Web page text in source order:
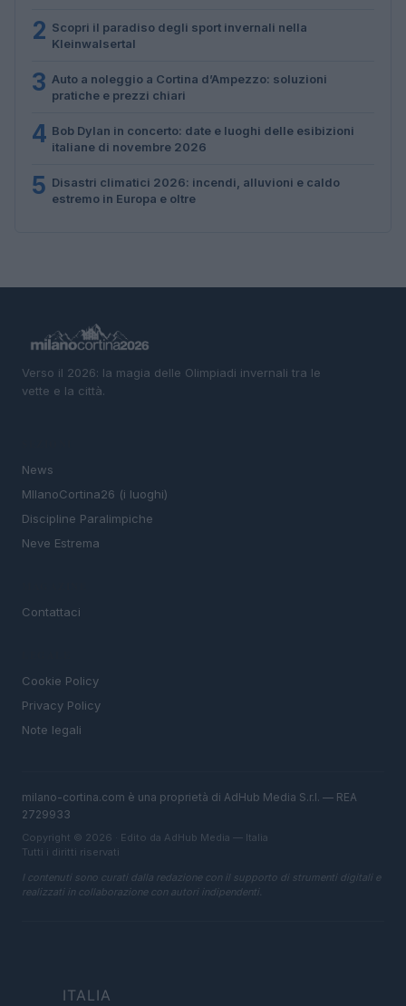
2 Scopri il paradiso degli sport invernali nella
Kleinwalsertal
3 Auto a noleggio a Cortina d’Ampezzo: soluzioni
pratiche e prezzi chiari
4 Bob Dylan in concerto: date e luoghi delle esibizioni
italiane di novembre 2026
5 Disastri climatici 2026: incendi, alluvioni e caldo
estremo in Europa e oltre
Verso il 2026: la magia delle Olimpiadi invernali tra le
vette e la città.
News
MIlanoCortina26 (i luoghi)
Discipline Paralimpiche
Neve Estrema
Contattaci
Cookie Policy
Privacy Policy
Note legali
milano-cortina.com è una proprietà di AdHub Media S.r.l. — REA
2729933
Copyright © 2026 · Edito da AdHub Media — Italia
Tutti i diritti riservati
I contenuti sono curati dalla redazione con il supporto di strumenti digitali e
realizzati in collaborazione con autori indipendenti.
ITALIA